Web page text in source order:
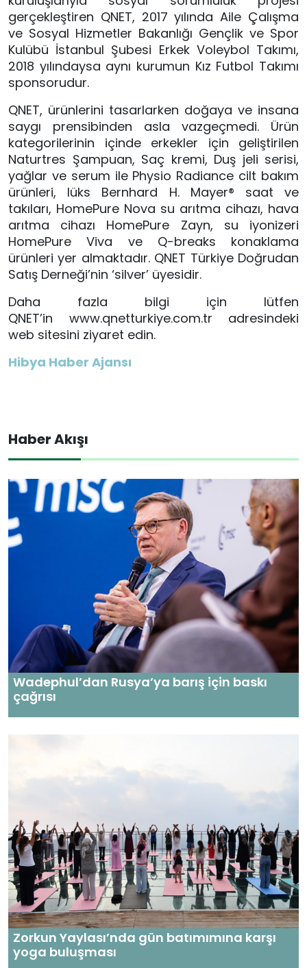
gerçekleştiren QNET, 2017 yılında Aile Çalışma
ve Sosyal Hizmetler Bakanlığı Gençlik ve Spor
Kulübü İstanbul Şubesi Erkek Voleybol Takımı,
2018 yılındaysa aynı kurumun Kız Futbol Takımı
sponsorudur.
QNET, ürünlerini tasarlarken doğaya ve insana
saygı prensibinden asla vazgeçmedi. Ürün
kategorilerinin içinde erkekler için geliştirilen
Naturtres Şampuan, Saç kremi, Duş jeli serisi,
yağlar ve serum ile Physio Radiance cilt bakım
ürünleri, lüks Bernhard H. Mayer® saat ve
takıları, HomePure Nova su arıtma cihazı, hava
arıtma cihazı HomePure Zayn, su iyonizeri
HomePure Viva ve Q-breaks konaklama
ürünleri yer almaktadır. QNET Türkiye Doğrudan
Satış Derneği’nin ‘silver’ üyesidir.
Daha fazla bilgi için lütfen
QNET’in www.qnetturkiye.com.tr adresindeki
web sitesini ziyaret edin.
Hibya Haber Ajansı
Haber Akışı
Wadephul’dan Rusya’ya barış için baskı
çağrısı
Zorkun Yaylası’nda gün batımımına karşı
yoga buluşması